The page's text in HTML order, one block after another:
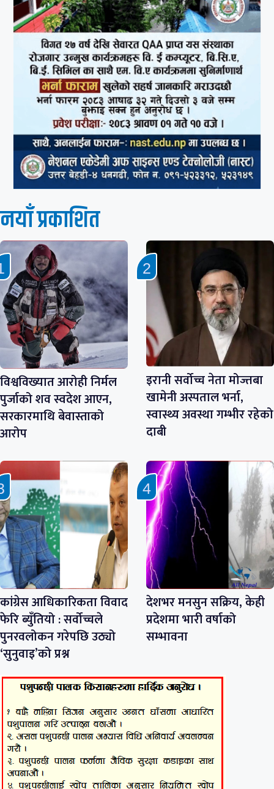
नयाँ प्रकाशित
विश्वविख्यात आरोही निर्मल
पुर्जाको शव स्वदेश आएन,
सरकारमाथि बेवास्ताको
आरोप
इरानी सर्वोच्च नेता मोज्तबा
खामेनी अस्पताल भर्ना,
स्वास्थ्य अवस्था गम्भीर रहेको
दाबी
कांग्रेस आधिकारिकता विवाद
फेरि ब्युँतियो : सर्वोच्चले
पुनरवलोकन गरेपछि उठ्यो
‘सुनुवाइ’को प्रश्न
देशभर मनसुन सक्रिय, केही
प्रदेशमा भारी वर्षाको
सम्भावना